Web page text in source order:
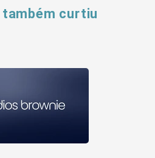
também curtiu